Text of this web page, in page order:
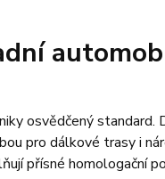
osvědčený standard.
pro dálkové trasy i
přísné homologační